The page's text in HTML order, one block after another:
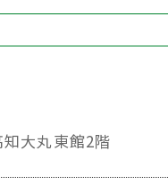
大丸東館2階